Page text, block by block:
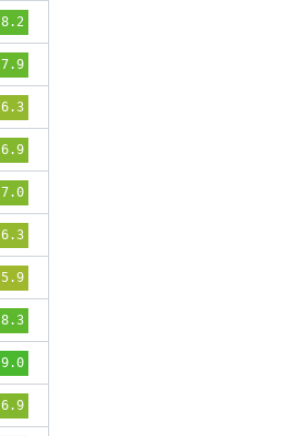
8.2
7.9
6.3
6.9
7.0
6.3
5.9
8.3
9.0
6.9